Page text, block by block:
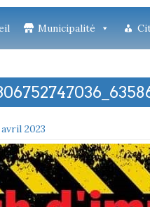
Municipalité
2023